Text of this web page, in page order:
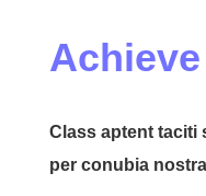
Class aptent taciti
per conubia